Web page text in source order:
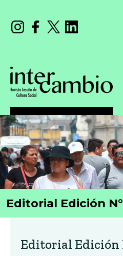
Editorial Edición
Editorial Edición